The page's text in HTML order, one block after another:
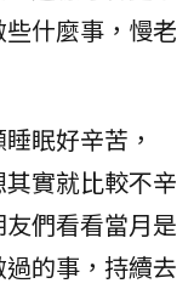
什麼事，慢老
眠好辛苦，
其實就比較不辛
們看看當月是
的事，持續去